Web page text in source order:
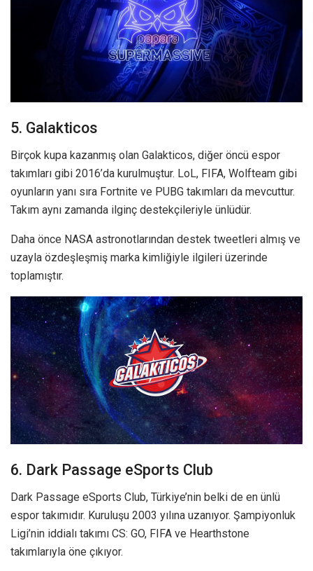
5. Galakticos
Birçok kupa kazanmış olan Galakticos, diğer öncü espor
takımları gibi 2016’da kurulmuştur. LoL, FIFA, Wolfteam gibi
oyunların yanı sıra Fortnite ve PUBG takımları da mevcuttur.
Takım aynı zamanda ilginç destekçileriyle ünlüdür.
Daha önce NASA astronotlarından destek tweetleri almış ve
uzayla özdeşleşmiş marka kimliğiyle ilgileri üzerinde
toplamıştır.
6. Dark Passage eSports Club
Dark Passage eSports Club, Türkiye’nin belki de en ünlü
espor takımıdır. Kuruluşu 2003 yılına uzanıyor. Şampiyonluk
Ligi’nin iddialı takımı CS: GO, FIFA ve Hearthstone
takımlarıyla öne çıkıyor.